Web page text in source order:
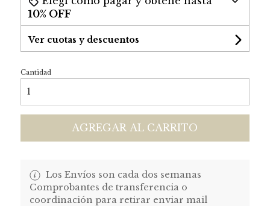
10% OFF
Ver cuotas y descuentos
Cantidad
AGREGAR AL CARRITO
Los Envíos son cada dos semanas
Comprobantes de transferencia o
coordinación para retirar enviar mail